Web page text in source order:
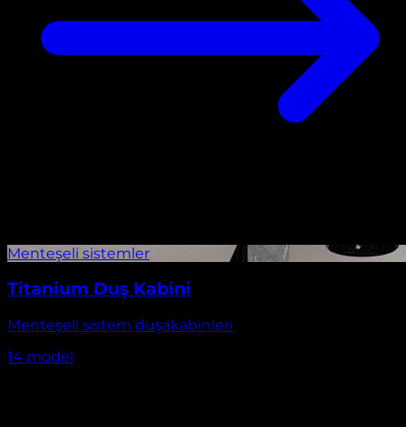
Titanium Duş Kabini
Menteşeli sistem duşakabinleri
14 model